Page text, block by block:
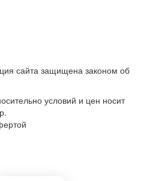
сайта защищена законом об
условий и цен носит